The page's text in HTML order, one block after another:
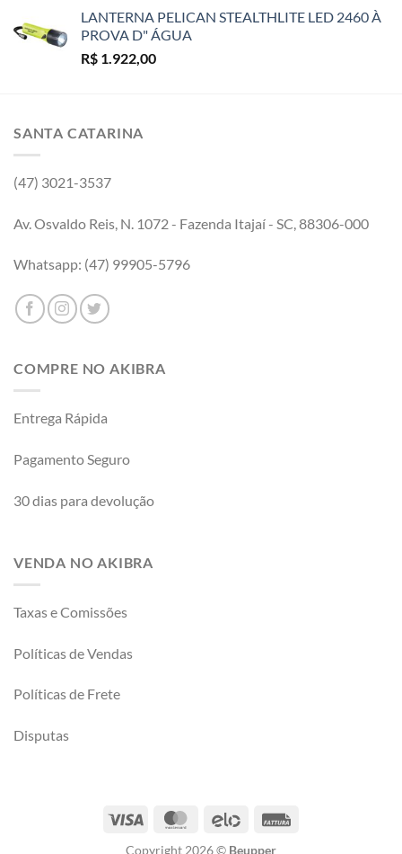
LANTERNA PELICAN STEALTHLITE LED 2460 À
PROVA D" ÁGUA
R$ 1.922,00
SANTA CATARINA
(47) 3021-3537
Av. Osvaldo Reis, N. 1072 - Fazenda Itajaí - SC, 88306-000
Whatsapp: (47) 99905-5796
COMPRE NO AKIBRA
Entrega Rápida
Pagamento Seguro
30 dias para devolução
VENDA NO AKIBRA
Taxas e Comissões
Políticas de Vendas
Políticas de Frete
Disputas
Copyright 2026 © Beupper